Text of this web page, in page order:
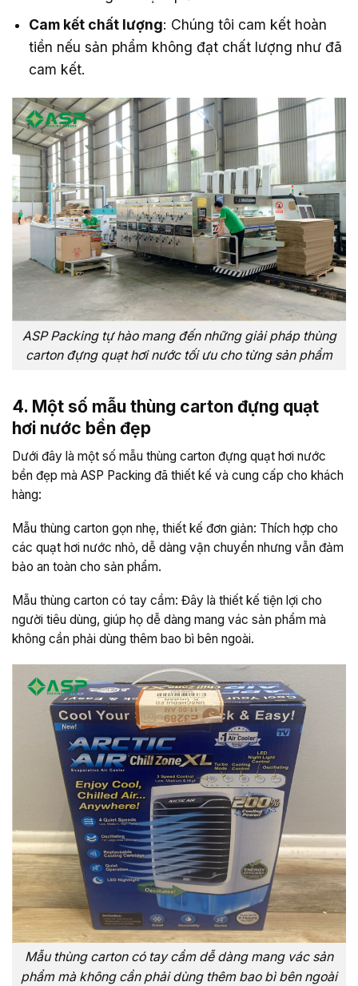
Cam kết chất lượng: Chúng tôi cam kết hoàn
tiền nếu sản phẩm không đạt chất lượng như đã
cam kết.
ASP Packing tự hào mang đến những giải pháp thùng
carton đựng quạt hơi nước tối ưu cho từng sản phẩm
4. Một số mẫu thùng carton đựng quạt
hơi nước bền đẹp
Dưới đây là một số mẫu thùng carton đựng quạt hơi nước
bền đẹp mà ASP Packing đã thiết kế và cung cấp cho khách
hàng:
Mẫu thùng carton gọn nhẹ, thiết kế đơn giản: Thích hợp cho
các quạt hơi nước nhỏ, dễ dàng vận chuyển nhưng vẫn đảm
bảo an toàn cho sản phẩm.
Mẫu thùng carton có tay cầm: Đây là thiết kế tiện lợi cho
người tiêu dùng, giúp họ dễ dàng mang vác sản phẩm mà
không cần phải dùng thêm bao bì bên ngoài.
Mẫu thùng carton có tay cầm dễ dàng mang vác sản
phẩm mà không cần phải dùng thêm bao bì bên ngoài